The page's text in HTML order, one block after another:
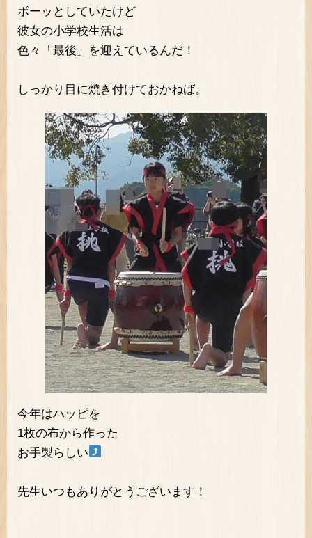
ボーッとしていたけど
彼女の小学校生活は
色々「最後」を迎えているんだ！
しっかり目に焼き付けておかねば。
今年はハッピを
1枚の布から作った
お手製らしい
先生いつもありがとうございます！